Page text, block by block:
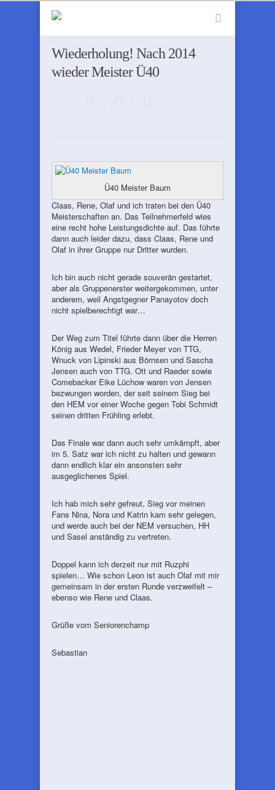
Wiederholung! Nach 2014
wieder Meister Ü40
Ü40 Meister Baum
Claas, Rene, Olaf und ich traten bei den Ü40
Meisterschaften an. Das Teilnehmerfeld wies
eine recht hohe Leistungsdichte auf. Das führte
dann auch leider dazu, dass Claas, Rene und
Olaf in ihrer Gruppe nur Dritter wurden.
Ich bin auch nicht gerade souverän gestartet,
aber als Gruppenerster weitergekommen, unter
anderem, weil Angstgegner Panayotov doch
nicht spielberechtigt war…
Der Weg zum Titel führte dann über die Herren
König aus Wedel, Frieder Meyer von TTG,
Wnuck von Lipinski aus Börnsen und Sascha
Jensen auch von TTG. Ott und Raeder sowie
Comebacker Eike Lüchow waren von Jensen
bezwungen worden, der seit seinem Sieg bei
den HEM vor einer Woche gegen Tobi Schmidt
seinen dritten Frühling erlebt.
Das Finale war dann auch sehr umkämpft, aber
im 5. Satz war ich nicht zu halten und gewann
dann endlich klar ein ansonsten sehr
ausgeglichenes Spiel.
Ich hab mich sehr gefreut, Sieg vor meinen
Fans Nina, Nora und Katrin kam sehr gelegen,
und werde auch bei der NEM versuchen, HH
und Sasel anständig zu vertreten.
Doppel kann ich derzeit nur mit Ruzphi
spielen… Wie schon Leon ist auch Olaf mit mir
gemeinsam in der ersten Runde verzweifelt –
ebenso wie Rene und Claas.
Grüße vom Seniorenchamp
Sebastian